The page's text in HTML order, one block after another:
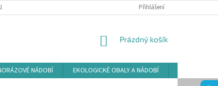
ŘÁD ZÁSADY POUŽÍVÁNÍ SOUBORŮ COOKIES
Přihlášení
NÁKUPNÍ
Prázdný košík
NÁDOBÍ EKOLOGICKÉ OBALY A NÁDOBÍ